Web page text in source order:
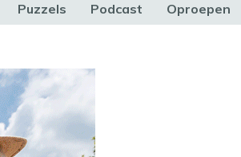
Puzzels Podcast Oproepen